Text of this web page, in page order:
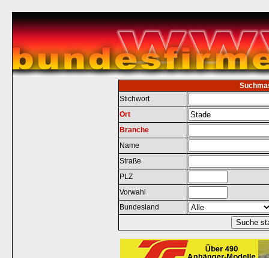
Stichwort
Ort
Branche
Name
Straße
PLZ
Vorwahl
Bundesland